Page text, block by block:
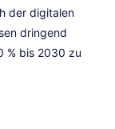
der digitalen
dringend
% bis 2030 zu